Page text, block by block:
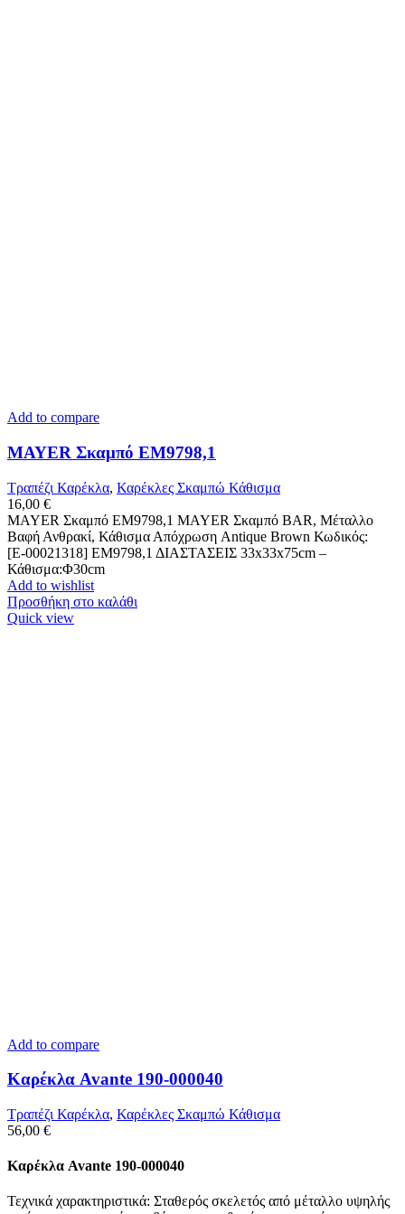
Add to compare
MAYER Σκαμπό ΕΜ9798,1
Τραπέζι Καρέκλα, Καρέκλες Σκαμπώ Κάθισμα
16,00 €
MAYER Σκαμπό ΕΜ9798,1 MAYER Σκαμπό BAR, Μέταλλο
Βαφή Ανθρακί, Κάθισμα Απόχρωση Antique Brown Κωδικός:
[Ε-00021318] ΕΜ9798,1 ΔΙΑΣΤΑΣΕΙΣ 33x33x75cm –
Κάθισμα:Φ30cm
Add to wishlist
Προσθήκη στο καλάθι
Quick view
Add to compare
Καρέκλα Avante 190-000040
Τραπέζι Καρέκλα, Καρέκλες Σκαμπώ Κάθισμα
56,00 €
Καρέκλα Avante 190-000040
Τεχνικά χαρακτηριστικά: Σταθερός σκελετός από μέταλλο υψηλής